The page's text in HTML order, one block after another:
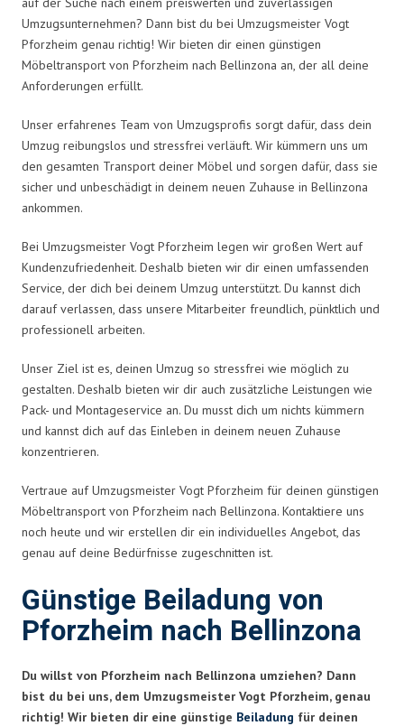
Umzugsunternehmen? Dann bist du bei Umzugsmeister Vogt
Pforzheim genau richtig! Wir bieten dir einen günstigen
Möbeltransport von Pforzheim nach Bellinzona an, der all deine
Anforderungen erfüllt.
Unser erfahrenes Team von Umzugsprofis sorgt dafür, dass dein
Umzug reibungslos und stressfrei verläuft. Wir kümmern uns um
den gesamten Transport deiner Möbel und sorgen dafür, dass sie
sicher und unbeschädigt in deinem neuen Zuhause in Bellinzona
ankommen.
Bei Umzugsmeister Vogt Pforzheim legen wir großen Wert auf
Kundenzufriedenheit. Deshalb bieten wir dir einen umfassenden
Service, der dich bei deinem Umzug unterstützt. Du kannst dich
darauf verlassen, dass unsere Mitarbeiter freundlich, pünktlich und
professionell arbeiten.
Unser Ziel ist es, deinen Umzug so stressfrei wie möglich zu
gestalten. Deshalb bieten wir dir auch zusätzliche Leistungen wie
Pack- und Montageservice an. Du musst dich um nichts kümmern
und kannst dich auf das Einleben in deinem neuen Zuhause
konzentrieren.
Vertraue auf Umzugsmeister Vogt Pforzheim für deinen günstigen
Möbeltransport von Pforzheim nach Bellinzona. Kontaktiere uns
noch heute und wir erstellen dir ein individuelles Angebot, das
genau auf deine Bedürfnisse zugeschnitten ist.
Günstige Beiladung von
Pforzheim nach Bellinzona
Du willst von Pforzheim nach Bellinzona umziehen? Dann
bist du bei uns, dem Umzugsmeister Vogt Pforzheim, genau
richtig! Wir bieten dir eine günstige Beiladung für deinen